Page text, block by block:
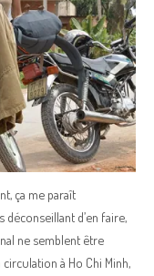
ça me paraît
déconseillant d’en faire,
ne semblent être
à Ho Chi Minh,